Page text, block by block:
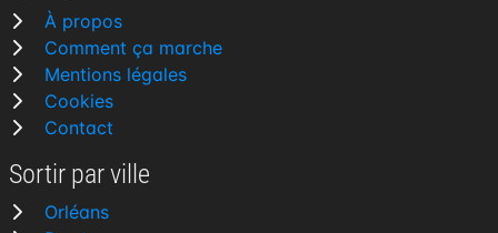
À propos
Comment ça marche
Mentions légales
Cookies
Contact
Sortir par ville
Orléans